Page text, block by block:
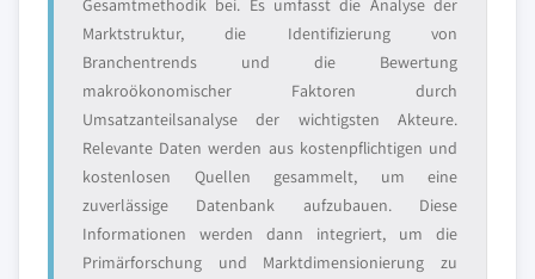
Gesamtmethodik bei. Es umfasst die Analyse der
Marktstruktur, die Identifizierung von
Branchentrends und die Bewertung
makroökonomischer Faktoren durch
Umsatzanteilsanalyse der wichtigsten Akteure.
Relevante Daten werden aus kostenpflichtigen und
kostenlosen Quellen gesammelt, um eine
zuverlässige Datenbank aufzubauen. Diese
Informationen werden dann integriert, um die
Primärforschung und Marktdimensionierung zu